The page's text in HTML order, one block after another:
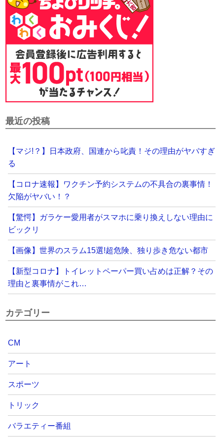
最近の投稿
【マジ!？】日本政府、国連から叱責！その理由がヤバすぎ
る
【コロナ速報】ワクチン予約システムの不具合の裏事情！
欠陥がヤバい！？
【驚愕】ガラケー愛用者がスマホに乗り換えしない理由に
ビックリ
【画像】世界のスラム15選!超危険、独り歩き危ない都市
【新型コロナ】トイレットペーパー買い占めは正解？その
理由と裏事情がこれ…
カテゴリー
CM
アート
スポーツ
トリック
バラエティー番組